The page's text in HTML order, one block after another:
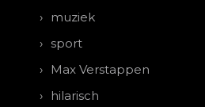
muziek
sport
Max Verstappen
hilarisch